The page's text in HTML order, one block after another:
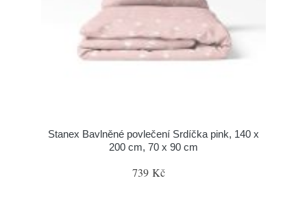
Stanex Bavlněné povlečení Srdíčka pink, 140 x
200 cm, 70 x 90 cm
739 Kč